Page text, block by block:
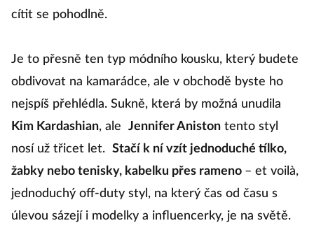
cítit se pohodlně.
Je to přesně ten typ módního kousku, který budete
obdivovat na kamarádce, ale v obchodě byste ho
nejspíš přehlédla. Sukně, která by možná unudila
Kim Kardashian, ale Jennifer Anistontento styl
nosí už třicet let. Stačí k ní vzít jednoduché tílko,
žabky nebo tenisky, kabelku přes rameno – et voilà,
jednoduchý off-duty styl, na který čas od času s
úlevou sázejí i modelky a influencerky, je na světě.